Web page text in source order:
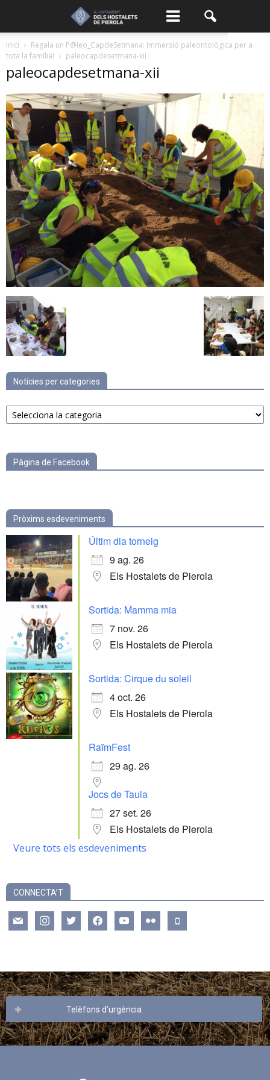
Inici
Regala un P@leo_CapdeSetmana: Immersió paleontològica per a
tota la família!
paleocapdesetmana-xii
paleocapdesetmana-xii
Notícies per categories
Notícies
per
Pàgina de Facebook
Pròxims esdeveniments
Últim dia torneig
9 ag. 26
Els Hostalets de Pierola
Sortida: Mamma mia
7 nov. 26
Els Hostalets de Pierola
Sortida: Cirque du soleil
4 oct. 26
Els Hostalets de Pierola
RaïmFest
29 ag. 26
Jocs de Taula
27 set. 26
Els Hostalets de Pierola
Veure tots els esdeveniments
CONNECTA’T
mail instagramtwitter facebookyoutube flickr mobile
Telèfons d’urgència